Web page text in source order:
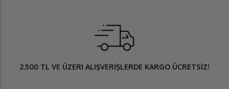
2.500 TL VE ÜZERİ ALIŞVERİŞLERDE KARGO ÜCRETSİZ!